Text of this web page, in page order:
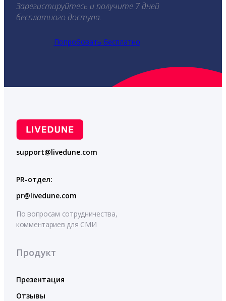
Зарегистируйтесь и получите 7 дней
бесплатного доступа.
Попробовать бесплатно
support@livedune.com
PR-отдел:
pr@livedune.com
По вопросам сотрудничества,
комментариев для СМИ
Продукт
Презентация
Отзывы